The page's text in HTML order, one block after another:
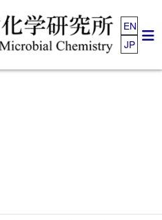
EN
JP